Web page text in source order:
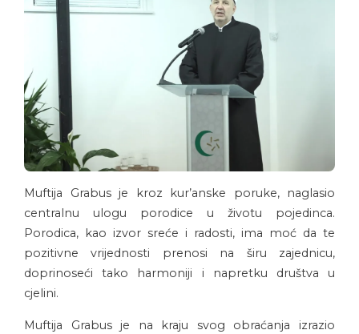
Muftija Grabus je kroz kur’anske poruke, naglasio
centralnu ulogu porodice u životu pojedinca.
Porodica, kao izvor sreće i radosti, ima moć da te
pozitivne vrijednosti prenosi na širu zajednicu,
doprinoseći tako harmoniji i napretku društva u
cjelini.
Muftija Grabus je na kraju svog obraćanja izrazio